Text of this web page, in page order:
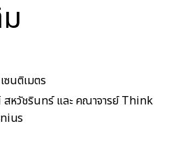
ซนติเมตร
หวัชรินทร์ และ คณาจารย์ Think